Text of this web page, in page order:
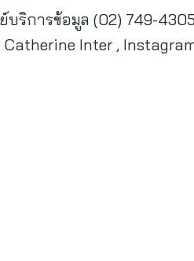
ริการข้อมูล (02) 749-
Inter ,